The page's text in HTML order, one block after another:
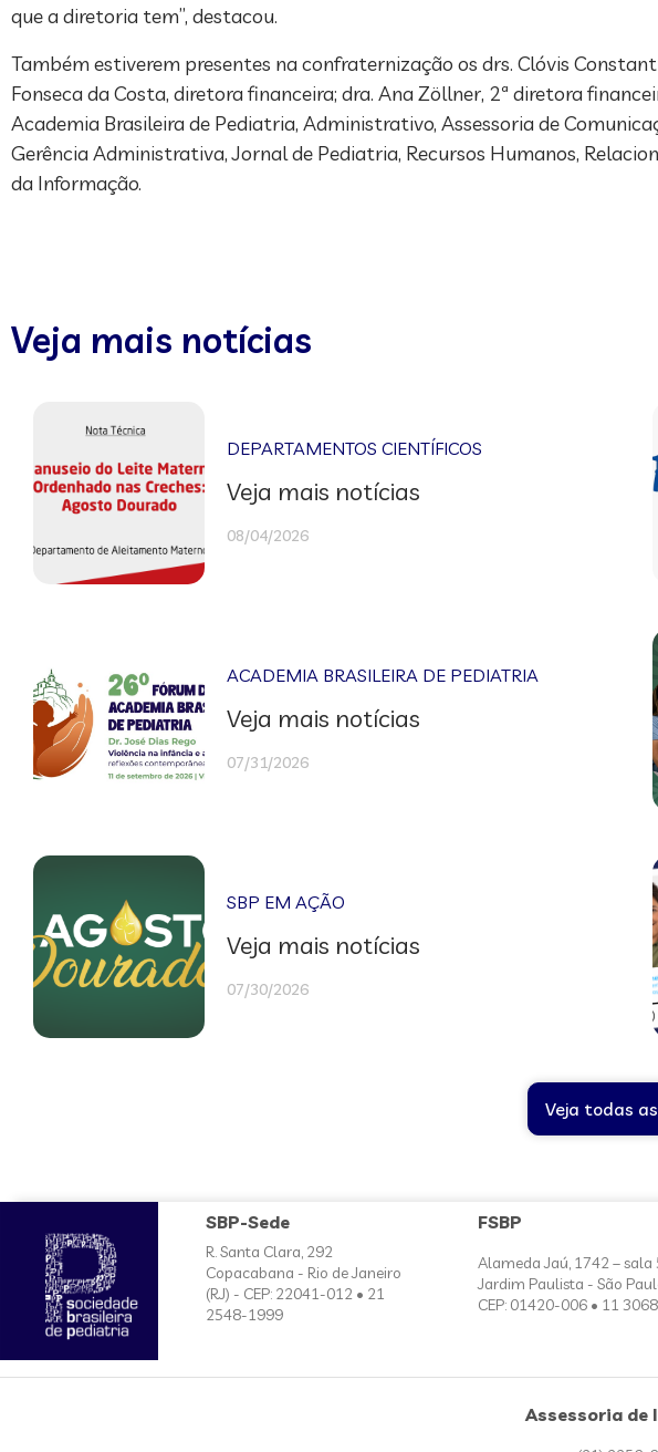
que a diretoria tem”, destacou.
Também estiverem presentes na confraternização os drs. Clóvis
Fonseca da Costa, diretora financeira; dra. Ana Zöllner, 2ª diretora
Academia Brasileira de Pediatria, Administrativo, Assessoria de
Gerência Administrativa, Jornal de Pediatria, Recursos Humanos,
da Informação.
Veja mais notícias
DEPARTAMENTOS CIENTÍFICOS
Veja mais notícias
08/04/2026
ACADEMIA BRASILEIRA DE PEDIATRIA
Veja mais notícias
07/31/2026
SBP EM AÇÃO
Veja mais notícias
07/30/2026
Veja todas
SBP-Sede
R. Santa Clara, 292
Copacabana - Rio de Janeiro
(RJ) - CEP: 22041-012 • 21
2548-1999
FSBP
Alameda Jaú, 1742 – sala
Jardim Paulista - São
CEP: 01420-006 • 11
Assessoria de